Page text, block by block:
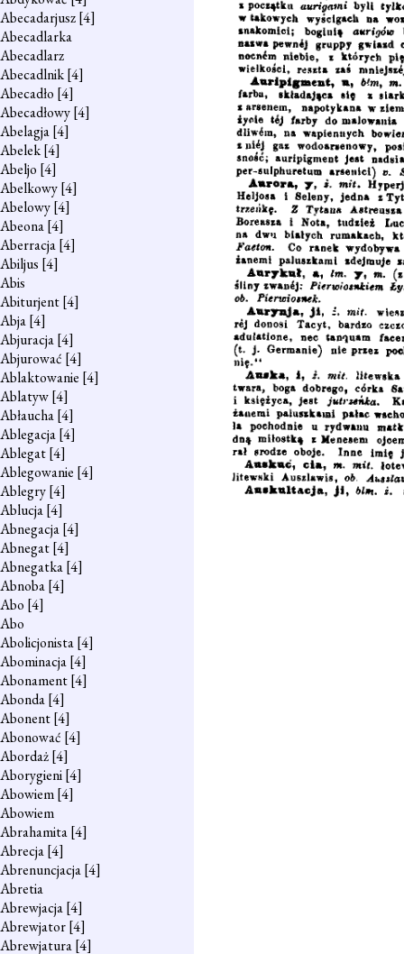
Abecadarjusz[4]
Abecadlarka
Abecadlarz
Abecadlnik[4]
Abecadło [4]
Abecadłowy[4]
Abelagja[4]
Abelek[4]
Abeljo [4]
Abelkowy[4]
Abelowy[4]
Abeona[4]
Aberracja[4]
Abiljus [4]
Abis
Abiturjent[4]
Abja[4]
Abjuracja[4]
Abjurować [4]
Ablaktowanie [4]
Ablatyw[4]
Abłaucha[4]
Ablegacja[4]
Ablegat[4]
Ablegowanie [4]
Ablegry[4]
Ablucja[4]
Abnegacja[4]
Abnegat[4]
Abnegatka[4]
Abnoba[4]
Abo [4]
Abo
Abolicjonista[4]
Abominacja[4]
Abonament[4]
Abonda[4]
Abonent[4]
Abonować [4]
Abordaż[4]
Aborygieni[4]
Abowiem[4]
Abowiem
Abrahamita[4]
Abrecja[4]
Abrenuncjacja[4]
Abretia
Abrewjacja[4]
Abrewjator[4]
Abrewjatura[4]